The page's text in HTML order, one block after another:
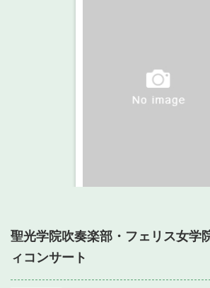
・ フロアマップ
・ よくある質問
・ 空き状況
・ 音楽堂のご案内
神奈川県立音楽堂
SNS
聖光学院吹奏楽部・フェリス女学
ィコンサート